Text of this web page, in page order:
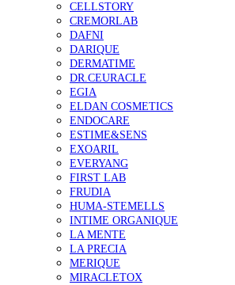
CELLSTORY
CREMORLAB
DAFNI
DARIQUE
DERMATIME
DR.CEURACLE
EGIA
ELDAN COSMETICS
ENDOCARE
ESTIME&SENS
EXOARIL
EVERYANG
FIRST LAB
FRUDIA
HUMA-STEMELLS
INTIME ORGANIQUE
LA MENTE
LA PRECIA
MERIQUE
MIRACLETOX